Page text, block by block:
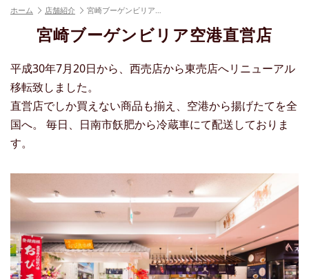
ホーム 店舗紹介 宮崎ブーゲンビリア…
宮崎ブーゲンビリア空港直営店
平成30年7月20日から、西売店から東売店へリニューアル
移転致しました。
直営店でしか買えない商品も揃え、空港から揚げたてを全
国へ。 毎日、日南市飫肥から冷蔵車にて配送しておりま
す。